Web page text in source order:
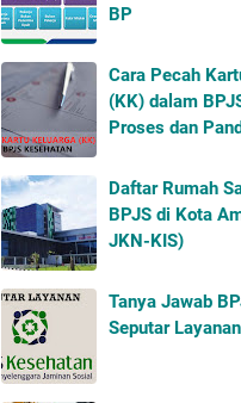
BP
Cara Pecah
(KK) dalam
Proses dan
Daftar Rumah
BPJS di Kota
JKN-KIS)
Tanya Jawab
Seputar Layanan